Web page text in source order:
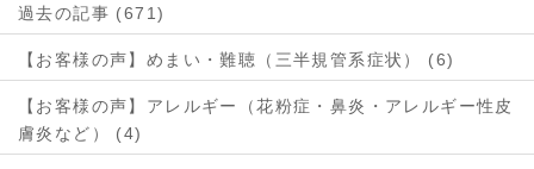
過去の記事 (671)
【お客様の声】めまい・難聴（三半規管系症状） (6)
【お客様の声】アレルギー（花粉症・鼻炎・アレルギー性皮
膚炎など） (4)